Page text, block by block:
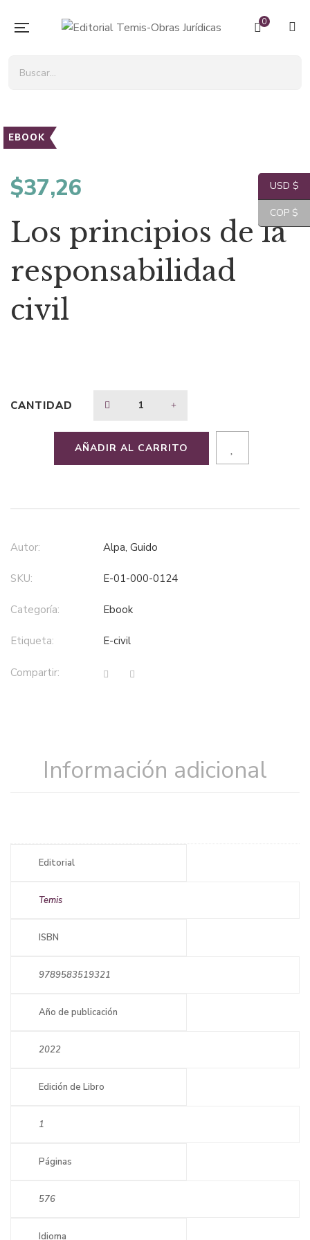
0
EBOOK
$37,26
Los principios de la
responsabilidad
civil
CANTIDAD
AÑADIR AL CARRITO
Autor: Alpa, Guido
SKU: E-01-000-0124
Categoría: ebook
Etiqueta: e-civil
Compartir:
Información adicional
Editorial
Temis
ISBN
9789583519321
Año de publicación
2022
Edición de Libro
1
Páginas
576
Idioma
USD $
COP $